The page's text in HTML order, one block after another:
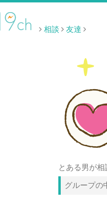
相談 友達
とある男が
グループの